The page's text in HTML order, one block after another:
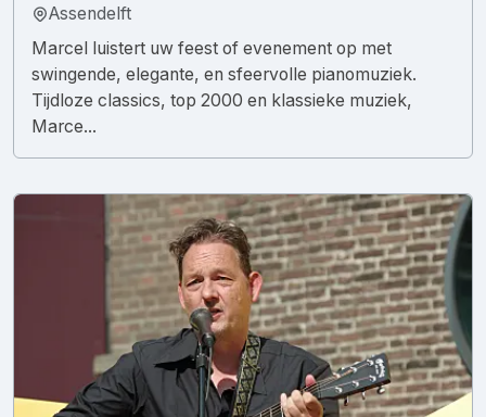
Assendelft
Marcel luistert uw feest of evenement op met
swingende, elegante, en sfeervolle pianomuziek.
Tijdloze classics, top 2000 en klassieke muziek,
Marce...